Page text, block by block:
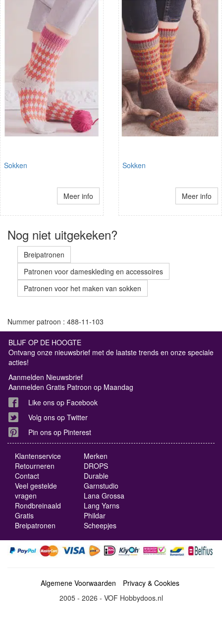
Sokken
Meer info
Sokken
Meer info
Nog niet uitgekeken?
Breipatronen
Patronen voor dameskleding en accessoires
Patronen voor het maken van sokken
Nummer patroon : 488-11-103
BLIJF OP DE HOOGTE
Ontvang onze nieuwsbrief met de laatste trends en onze speciale
acties!
Aanmelden Nieuwsbrief
Aanmelden Gratis Patroon op Maandag
Like ons op Facebook
Volg ons op Twitter
Pin ons op Pinterest
Klantenservice
Retourneren
Contact
Veel gestelde
vragen
Rondbreinaald
Gratis
Breipatronen
Merken
DROPS
Durable
Garnstudio
Lana Grossa
Lang Yarns
Phildar
Scheepjes
Algemene Voorwaarden
Privacy & Cookies
2005 - 2026 - VOF Hobbydoos.nl